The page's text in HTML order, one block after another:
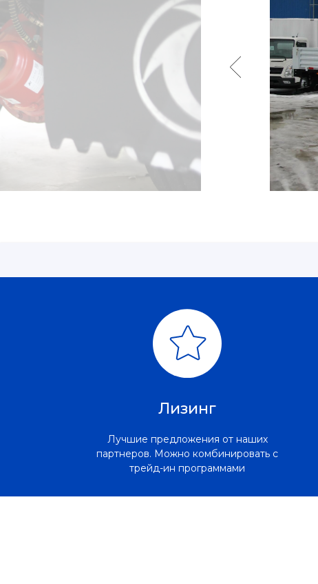
Лизинг
Лучшие предложения от наших
партнеров. Можно комбинировать с
трейд-ин программами